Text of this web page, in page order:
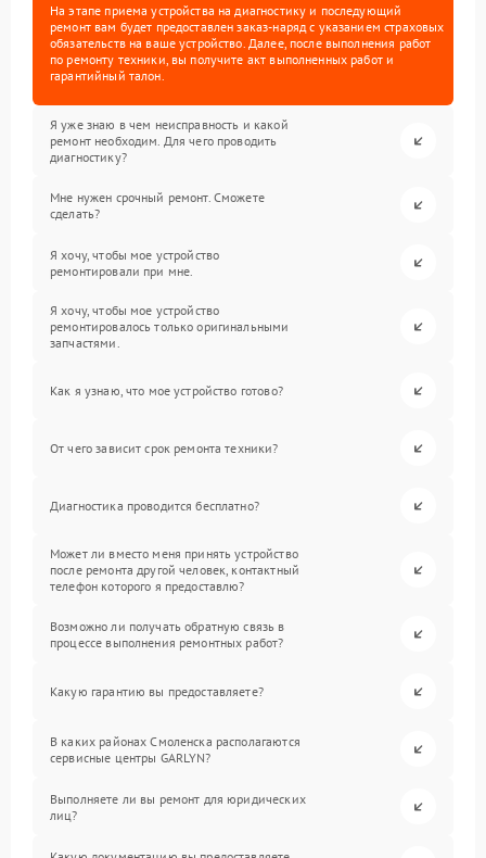
На этапе приема устройства на диагностику и последующий
ремонт вам будет предоставлен заказ-наряд с указанием страховых
обязательств на ваше устройство. Далее, после выполнения работ
по ремонту техники, вы получите акт выполненных работ и
гарантийный талон.
Я уже знаю в чем неисправность и какой
ремонт необходим. Для чего проводить
диагностику?
Мне нужен срочный ремонт. Сможете
сделать?
Я хочу, чтобы мое устройство
ремонтировали при мне.
Я хочу, чтобы мое устройство
ремонтировалось только оригинальными
запчастями.
Как я узнаю, что мое устройство готово?
От чего зависит срок ремонта техники?
Диагностика проводится бесплатно?
Может ли вместо меня принять устройство
после ремонта другой человек, контактный
телефон которого я предоставлю?
Возможно ли получать обратную связь в
процессе выполнения ремонтных работ?
Какую гарантию вы предоставляете?
В каких районах Смоленска располагаются
сервисные центры GARLYN?
Выполняете ли вы ремонт для юридических
лиц?